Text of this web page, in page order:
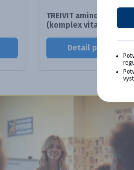
TREIVIT aminopan
(komplex vita...
Detail produktu